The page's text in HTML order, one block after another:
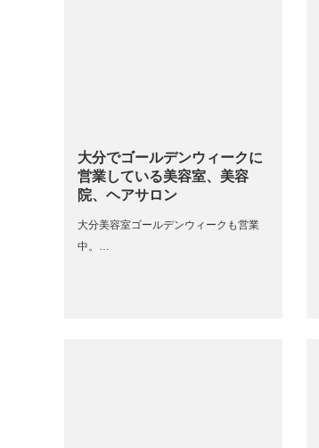
大分でゴールデンウィークに
営業している美容室、美容
院、ヘアサロン
大分美容室ゴールデンウィークも営業
中。…